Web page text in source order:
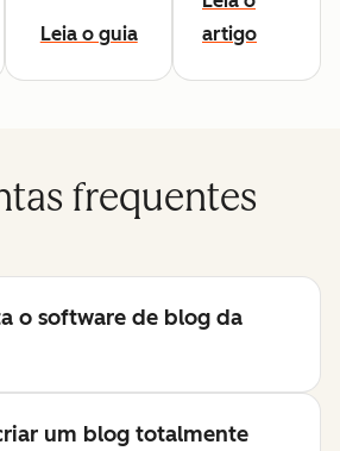
Leia o guia
artigo
frequentes
o software de blog da
um blog totalmente